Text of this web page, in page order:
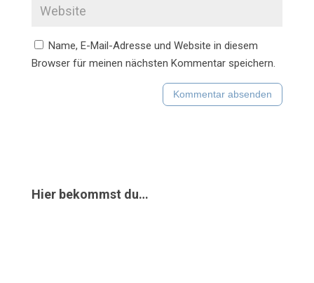
Name, E-Mail-Adresse und Website in diesem
Browser für meinen nächsten Kommentar speichern.
Hier bekommst du…